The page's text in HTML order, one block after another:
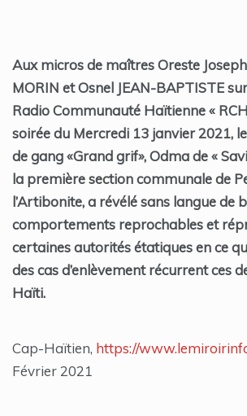
Aux micros de maîtres Oreste
MORIN et Osnel JEAN-BAPTISTE
Radio Communauté Haïtienne «
soirée du Mercredi 13 janvier 2021,
de gang «Grand grif», Odma de «
la première section communale de
l’Artibonite, a révélé sans langue de
comportements reprochables et
certaines autorités étatiques en ce
des cas d’enlèvement récurrent ces
Haïti.
Cap-Haïtien, https://
Février 2021